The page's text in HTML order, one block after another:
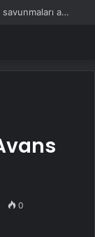
Ece Üner, Gökhan Özoğuz, Öykü Serter’in savunmaları aynı
0